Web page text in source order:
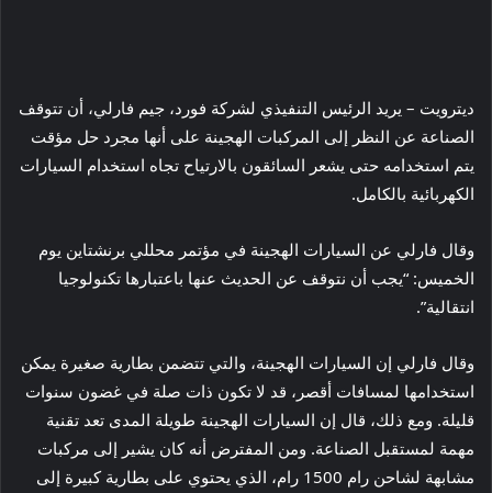
ديترويت – يريد الرئيس التنفيذي لشركة فورد، جيم فارلي، أن تتوقف
الصناعة عن النظر إلى المركبات الهجينة على أنها مجرد حل مؤقت
يتم استخدامه حتى يشعر السائقون بالارتياح تجاه استخدام السيارات
الكهربائية بالكامل.
وقال فارلي عن السيارات الهجينة في مؤتمر محللي برنشتاين يوم
الخميس: “يجب أن نتوقف عن الحديث عنها باعتبارها تكنولوجيا
انتقالية”.
وقال فارلي إن السيارات الهجينة، والتي تتضمن بطارية صغيرة يمكن
استخدامها لمسافات أقصر، قد لا تكون ذات صلة في غضون سنوات
قليلة. ومع ذلك، قال إن السيارات الهجينة طويلة المدى تعد تقنية
مهمة لمستقبل الصناعة. ومن المفترض أنه كان يشير إلى مركبات
مشابهة لشاحن رام 1500 رام، الذي يحتوي على بطارية كبيرة إلى